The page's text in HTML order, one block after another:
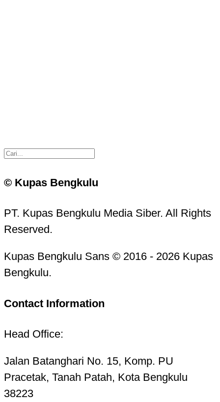
© Kupas Bengkulu
PT. Kupas Bengkulu Media Siber. All Rights
Reserved.
Kupas Bengkulu Sans © 2016 - 2026 Kupas
Bengkulu.
Contact Information
Head Office:
Jalan Batanghari No. 15, Komp. PU
Pracetak, Tanah Patah, Kota Bengkulu
38223